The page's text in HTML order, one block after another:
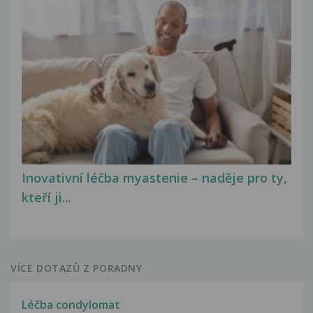
Inovativní léčba myastenie – naděje pro ty,
kteří ji...
VÍCE DOTAZŮ Z PORADNY
Léčba condylomat